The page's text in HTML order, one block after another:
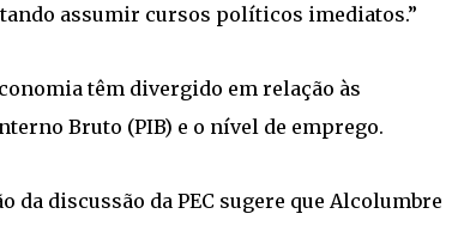
assumir cursos políticos imediatos.”
têm divergido em relação às
Bruto (PIB) e o nível de emprego.
da discussão da PEC sugere que Alcolumbre